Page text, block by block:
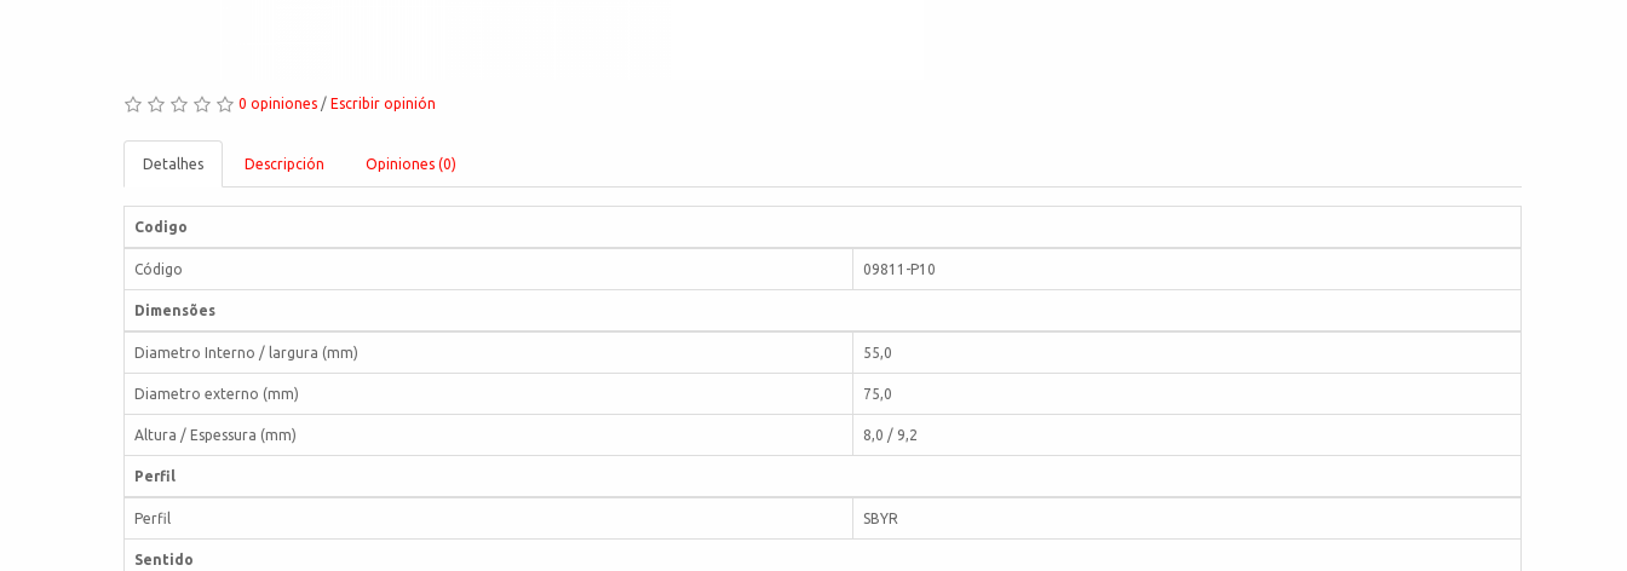
0 opiniones / Escribir opinión
Detalhes Descripción Opiniones (0)
Codigo
Código 09811-P10
Dimensões
Diametro Interno / largura (mm) 55,0
Diametro externo (mm) 75,0
Altura / Espessura (mm) 8,0 / 9,2
Perfil
Perfil SBYR
Sentido